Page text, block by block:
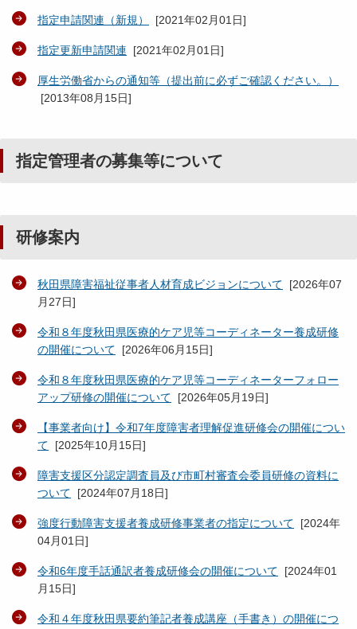
指定申請関連（新規） [2021年02月01日]
指定更新申請関連 [2021年02月01日]
厚生労働省からの通知等（提出前に必ずご確認ください。）
[2013年08月15日]
指定管理者の募集等について
研修案内
秋田県障害福祉従事者人材育成ビジョンについて [2026年07
月27日]
令和８年度秋田県医療的ケア児等コーディネーター養成研修
の開催について [2026年06月15日]
令和８年度秋田県医療的ケア児等コーディネーターフォロー
アップ研修の開催について [2026年05月19日]
【事業者向け】令和7年度障害者理解促進研修会の開催につい
て [2025年10月15日]
障害支援区分認定調査員及び市町村審査会委員研修の資料に
ついて [2024年07月18日]
強度行動障害支援者養成研修事業者の指定について [2024年
04月01日]
令和6年度手話通訳者養成研修会の開催について [2024年01
月15日]
令和４年度秋田県要約筆記者養成講座（手書き）の開催につ